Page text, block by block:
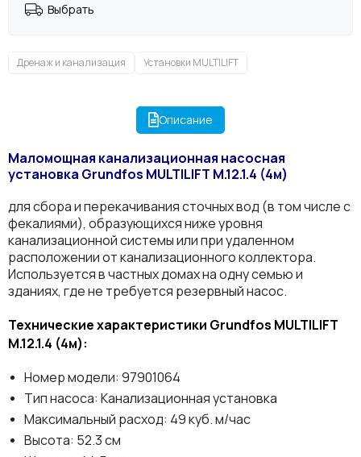
Выбрать
Дренаж и канализация Установки MULTILIFT
Описание
Маломощная канализационная насосная
установка Grundfos MULTILIFT M.12.1.4 (4м)
для сбора и перекачивания сточных вод (в том числе с
фекалиями), образующихся ниже уровня
канализационной системы или при удаленном
расположении от канализационного коллектора.
Используется в частных домах на одну семью и
зданиях, где не требуется резервный насос.
Технические характеристики Grundfos MULTILIFT
M.12.1.4 (4м):
Номер модели: 97901064
Тип насоса: Канализационная установка
Максимальный расход: 49 куб. м/час
Высота: 52.3 см